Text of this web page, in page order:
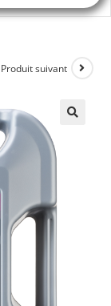
Produit suivant